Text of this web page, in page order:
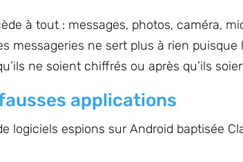
à tout : messages, photos, caméra,
messageries ne sert plus à rien puisque
ne soient chiffrés ou après qu’ils
applications
logiciels espions sur Android baptisée